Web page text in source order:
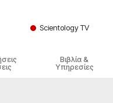
Scientology TV
Βιβλία &
Υπηρεσίες